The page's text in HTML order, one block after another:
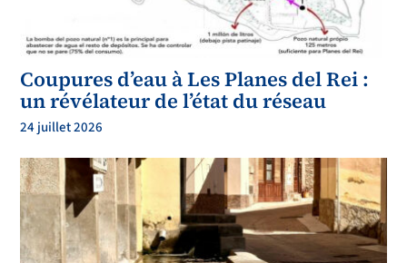
Coupures d’eau à Les Planes del Rei :
un révélateur de l’état du réseau
24 juillet 2026